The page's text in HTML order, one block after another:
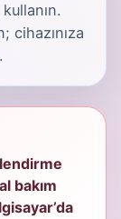
cihazınıza
bakım